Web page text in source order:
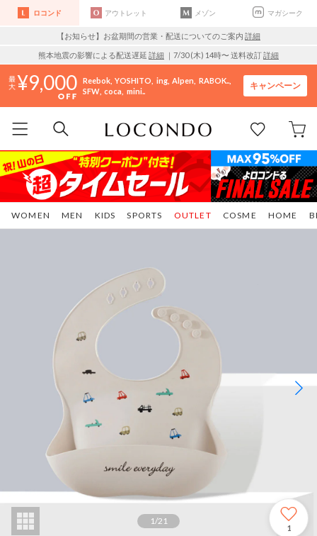
ロコンド アウトレット メゾン マガシーク
【お知らせ】お盆期間の営業・配送についてのご案内 詳細
熊本地震の影響による配送遅延 詳細 ｜7/30 (木) 14時〜 送料改訂詳細
9,000 Reebok YOSHITO ing Alpen
RABOK..
SFW coca mini..
キャンペーン
WOMEN MEN KIDS SPORTS COSME HOME
OUTLET
1/21
1